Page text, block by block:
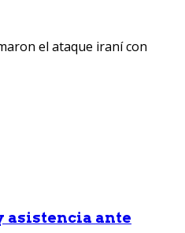
el ataque iraní con
asistencia ante